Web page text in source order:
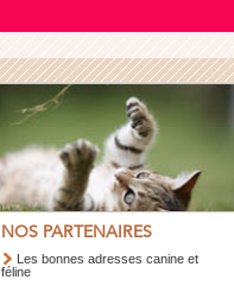
NOS PARTENAIRES
Les bonnes adresses canine et
féline